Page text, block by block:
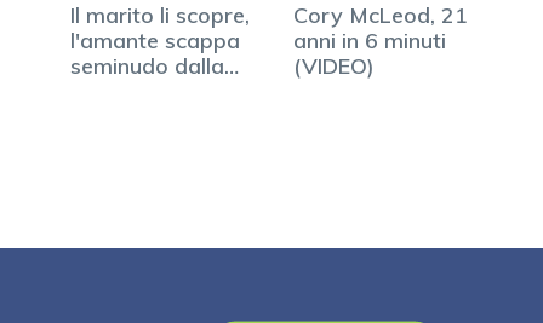
Il marito li scopre,
l'amante scappa
seminudo dalla…
Cory McLeod, 21
anni in 6 minuti
(VIDEO)